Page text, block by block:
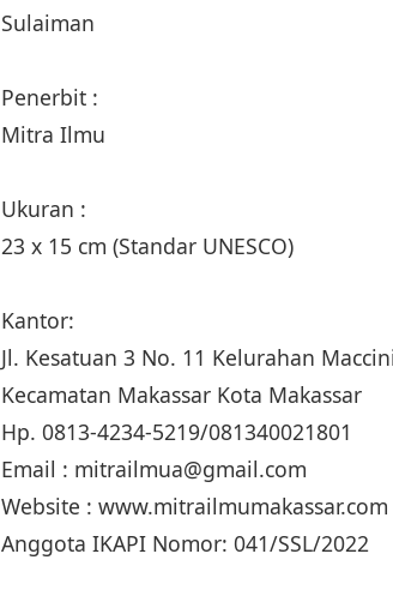
Sulaiman
Penerbit :
Mitra Ilmu
Ukuran :
23 x 15 cm (Standar UNESCO)
Kantor:
Jl. Kesatuan 3 No. 11 Kelurahan
Kecamatan Makassar Kota Makassar
Hp. 0813-4234-5219/081340021801
Email : mitrailmua@gmail.com
Website : www.mitrailmumakassar.com
Anggota IKAPI Nomor: 041/SSL/2022